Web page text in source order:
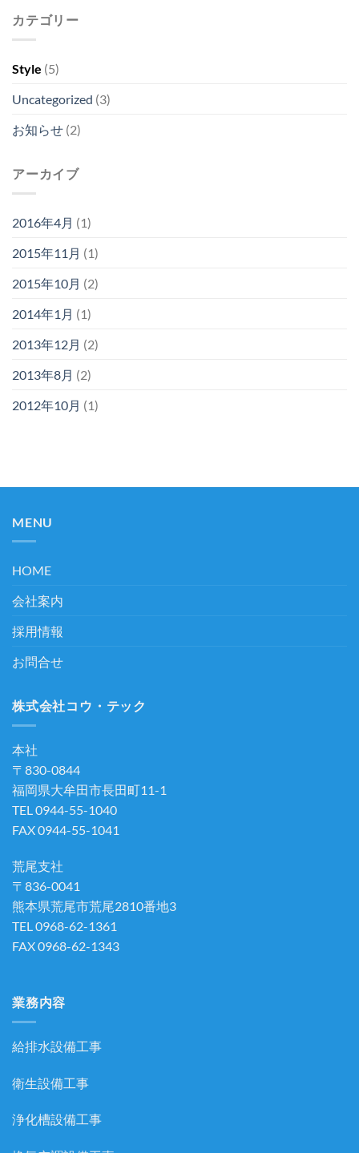
カテゴリー
Style (5)
Uncategorized (3)
お知らせ (2)
アーカイブ
2016年4月 (1)
2015年11月 (1)
2015年10月 (2)
2014年1月 (1)
2013年12月 (2)
2013年8月 (2)
2012年10月 (1)
MENU
HOME
会社案内
採用情報
お問合せ
株式会社コウ・テック
本社
〒830-0844
福岡県大牟田市長田町11-1
TEL 0944-55-1040
FAX 0944-55-1041
荒尾支社
〒836-0041
熊本県荒尾市荒尾2810番地3
TEL 0968-62-1361
FAX 0968-62-1343
業務内容
給排水設備工事
衛生設備工事
浄化槽設備工事